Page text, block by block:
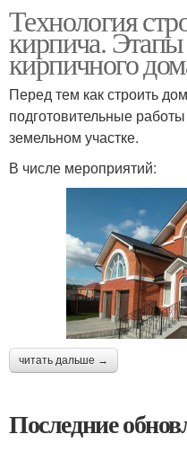
Технология
кирпича. Этапы
кирпичного
Перед тем как строить
подготовительные
земельном участке.
В числе мероприятий:
читать дальше →
Последние